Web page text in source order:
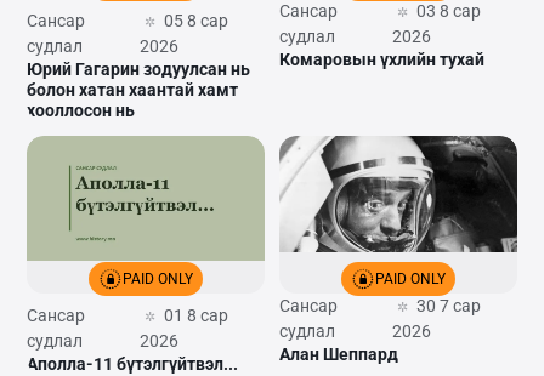
Сансар
судлал
05 8 сар
2026
Юрий Гагарин зодуулсан нь
болон хатан хаантай хамт
хооллосон нь
Сансар
судлал
03 8 сар
2026
Комаровын үхлийн тухай
PAID ONLY
Сансар
судлал
01 8 сар
2026
Аполла-11 бүтэлгүйтвэл...
PAID ONLY
Сансар
судлал
30 7 сар
2026
Алан Шеппард